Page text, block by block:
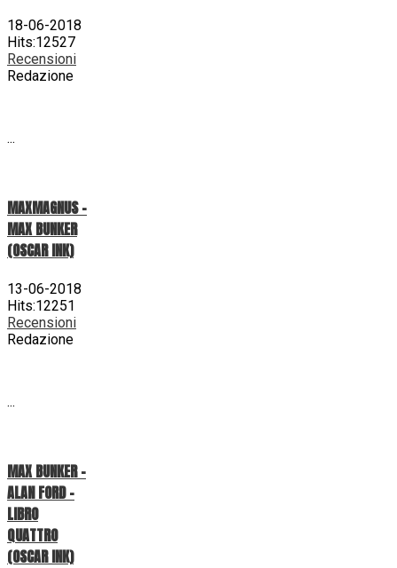
18-06-2018
Hits:12527
Recensioni
Redazione
...
MAXMAGNUS –
MAX BUNKER
(OSCAR INK)
13-06-2018
Hits:12251
Recensioni
Redazione
...
MAX BUNKER –
ALAN FORD –
LIBRO
QUATTRO
(OSCAR INK)